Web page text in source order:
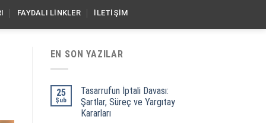
FAYDALI LINKLER İLETIŞIM
EN SON YAZILAR
25
Şub
Tasarrufun İptali Davası:
Şartlar, Süreç ve Yargıtay
Kararları